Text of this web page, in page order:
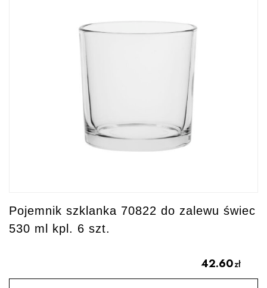
Pojemnik szklanka 70822 do zalewu świec
530 ml kpl. 6 szt.
42.60zł